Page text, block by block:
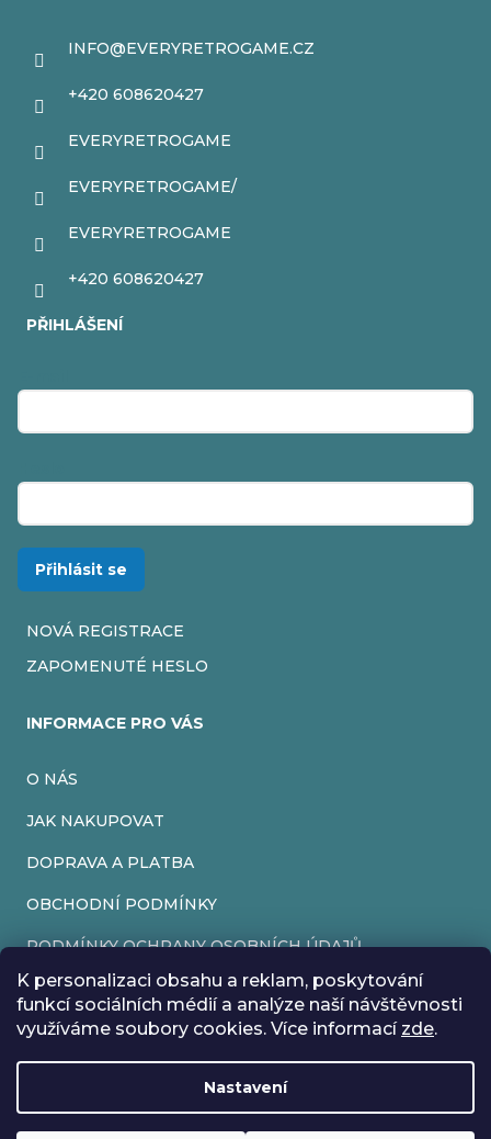
K personalizaci obsahu a reklam, poskytování
funkcí sociálních médií a analýze naší návštěvnosti
využíváme soubory cookies. Více informací zde.
Nastavení
Rádi bychom vás informovali, že od 17. 7. do 24. 7. včetně
máme z důvodu dovolené zavřeno. Všechny objednávky
INFO@EVERYRETROGAME.CZ
+420 608620427
EVERYRETROGAME
EVERYRETROGAME/
EVERYRETROGAME
+420 608620427
PŘIHLÁŠENÍ
Přihlásit se
NOVÁ REGISTRACE
ZAPOMENUTÉ HESLO
INFORMACE PRO VÁS
O NÁS
JAK NAKUPOVAT
DOPRAVA A PLATBA
OBCHODNÍ PODMÍNKY
PODMÍNKY OCHRANY OSOBNÍCH ÚDAJŮ
VRÁCENÍ ZBOŽÍ
REKLAMACE
Vytvořil Shoptet
Copyright 2026EveryRetroGame. Všechna práva vyhrazena.
Upravit nastavení cookies